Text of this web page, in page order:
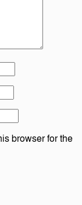
browser for the